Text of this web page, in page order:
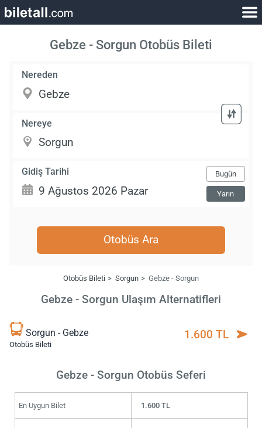
Gebze - Sorgun Otobüs Bileti
Nereden
Nereye
Gidiş Tarihi Bugün
Yarın
Otobüs Ara
Otobüs Bileti Sorgun Gebze - Sorgun
Gebze - Sorgun Ulaşım Alternatifleri
Sorgun - Gebze
Otobüs Bileti
1.600 TL
Gebze - Sorgun Otobüs Seferi
En Uygun Bilet 1.600 TL